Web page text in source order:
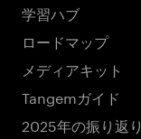
学習ハブ
ロードマップ
メディアキット
Tangemガイド
2025年の振り返り